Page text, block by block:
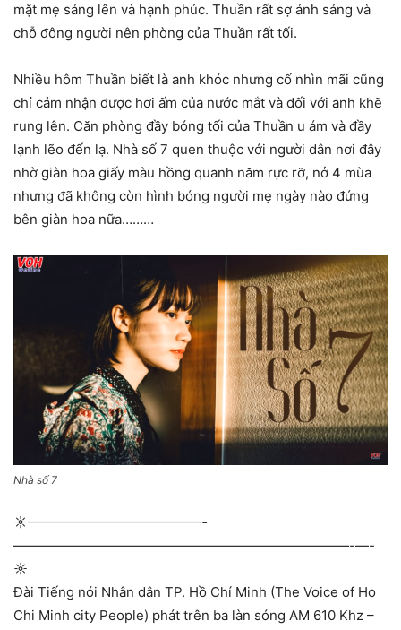
mặt mẹ sáng lên và hạnh phúc. Thuần rất sợ ánh sáng và
chỗ đông người nên phòng của Thuần rất tối.
Nhiều hôm Thuần biết là anh khóc nhưng cố nhìn mãi cũng
chỉ cảm nhận được hơi ấm của nước mắt và đối với anh khẽ
rung lên. Căn phòng đầy bóng tối của Thuần u ám và đầy
lạnh lẽo đến lạ. Nhà số 7 quen thuộc với người dân nơi đây
nhờ giàn hoa giấy màu hồng quanh năm rực rỡ, nở 4 mùa
nhưng đã không còn hình bóng người mẹ ngày nào đứng
bên giàn hoa nữa………
Nhà số 7
☼—————————————­
—————————————————————————-­—-
☼
Đài Tiếng nói Nhân dân TP. Hồ Chí Minh (The Voice of Ho
Chi Minh city People) phát trên ba làn sóng AM 610 Khz –